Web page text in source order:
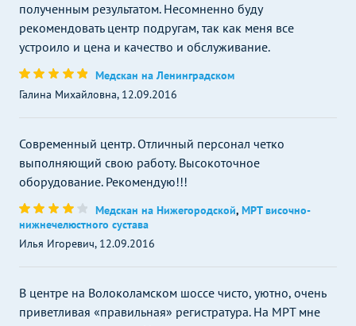
полученным результатом. Несомненно буду
рекомендовать центр подругам, так как меня все
устроило и цена и качество и обслуживание.
Медскан на Ленинградском
Галина Михайловна, 12.09.2016
Современный центр. Отличный персонал четко
выполняющий свою работу. Высокоточное
оборудование. Рекомендую!!!
Медскан на Нижегородской,МРТ височно-
нижнечелюстного сустава
Илья Игоревич, 12.09.2016
В центре на Волоколамском шоссе чисто, уютно, очень
приветливая «правильная» регистратура. На МРТ мне